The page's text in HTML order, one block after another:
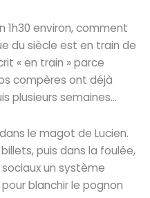
1h30 environ, comment
du siècle est en train de
« en train » parce
compères ont déjà
plusieurs semaines…
le magot de Lucien.
puis dans la foulée,
un système
blanchir le pognon